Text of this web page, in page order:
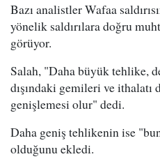
Bazı analistler Wafaa
yönelik saldırılara doğru
görüyor.
Salah, "Daha büyük tehlike,
dışındaki gemileri ve ithalatı
genişlemesi olur" dedi.
Daha geniş tehlikenin ise
olduğunu ekledi.